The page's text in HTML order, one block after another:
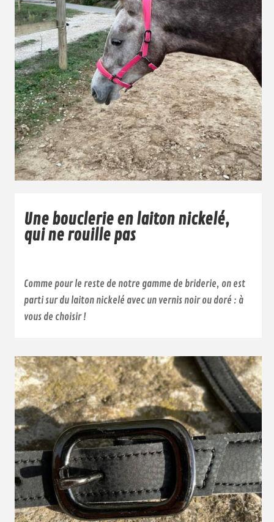
Une bouclerie en laiton nickelé,
qui ne rouille pas
Comme pour le reste de notre gamme de briderie, on est
parti sur du laiton nickelé avec un vernis noir ou doré : à
vous de choisir !